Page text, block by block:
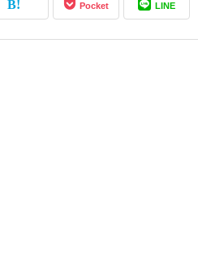
Pocket LINE